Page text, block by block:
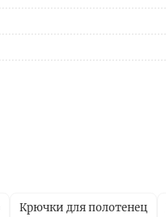
Крючки для полотенец